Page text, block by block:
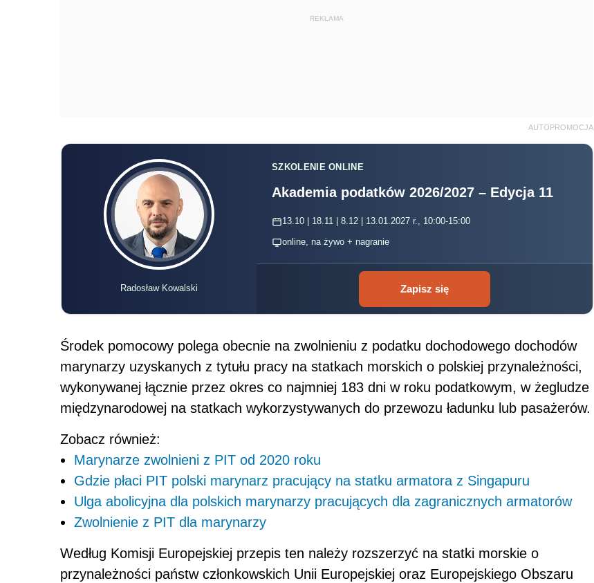
REKLAMA
AUTOPROMOCJA
Radosław Kowalski
SZKOLENIE ONLINE
Akademia podatków 2026/2027 – Edycja 11
13.10 | 18.11 | 8.12 | 13.01.2027 r., 10:00-15:00
online, na żywo + nagranie
Zapisz się
Środek pomocowy polega obecnie na zwolnieniu z podatku dochodowego dochodów
marynarzy uzyskanych z tytułu pracy na statkach morskich o polskiej przynależności,
wykonywanej łącznie przez okres co najmniej 183 dni w roku podatkowym, w żegludze
międzynarodowej na statkach wykorzystywanych do przewozu ładunku lub pasażerów.
Zobacz również:
Marynarze zwolnieni z PIT od 2020 roku
Gdzie płaci PIT polski marynarz pracujący na statku armatora z Singapuru
Ulga abolicyjna dla polskich marynarzy pracujących dla zagranicznych armatorów
Zwolnienie z PIT dla marynarzy
Według Komisji Europejskiej przepis ten należy rozszerzyć na statki morskie o
przynależności państw członkowskich Unii Europejskiej oraz Europejskiego Obszaru